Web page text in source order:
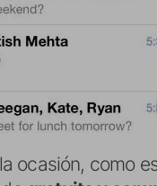
ocasión, como